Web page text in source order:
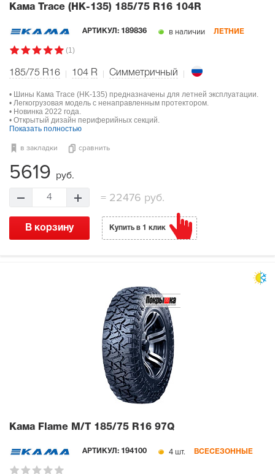
Кама Trace (HK-135) 185/75 R16 104R
АРТИКУЛ: 189836 в наличии ЛЕТНИЕ
(1)
185/75 R16 104 R Симметричный
• Шины Кама Trace (HK-135) предназначены для летней эксплуатации.
• Легкогрузовая модель с ненаправленным протектором.
• Новинка 2022 года.
• Открытый дизайн периферийных секций.
Показать полностью
в закладки сравнить
5619 руб.
4 =22476 руб.
В корзину Купить в 1 клик
Кама Flame M/T 185/75 R16 97Q
АРТИКУЛ: 194100 4 шт. ВСЕСЕЗОННЫЕ